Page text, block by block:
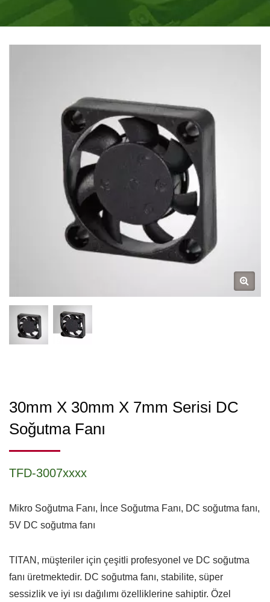
30mm X 30mm X 7mm Serisi DC
Soğutma Fanı
TFD-3007xxxx
Mikro Soğutma Fanı, İnce Soğutma Fanı, DC soğutma fanı,
5V DC soğutma fanı
TITAN, müşteriler için çeşitli profesyonel ve DC soğutma
fanı üretmektedir. DC soğutma fanı, stabilite, süper
sessizlik ve iyi ısı dağılımı özelliklerine sahiptir. Özel